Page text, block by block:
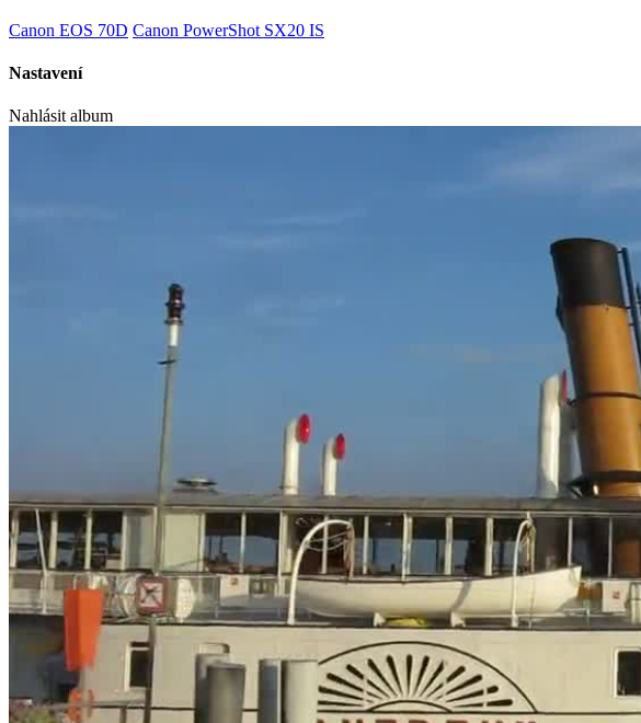
Canon EOS 70D Canon PowerShot SX20 IS
Nastavení
Nahlásit album